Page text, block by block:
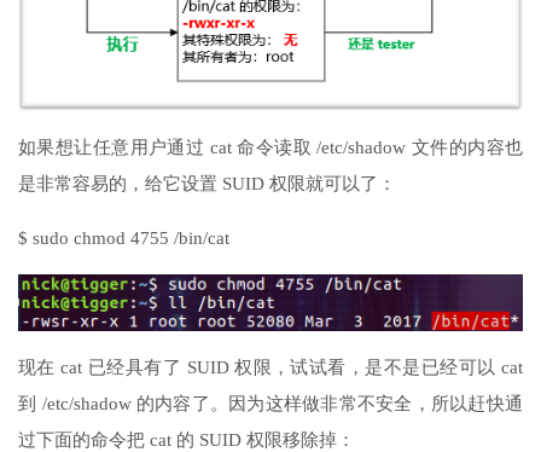
如果想让任意用户通过 cat 命令读取 /etc/shadow 文件的内容也
是非常容易的，给它设置 SUID 权限就可以了：
$ sudo chmod 4755 /bin/cat
现在 cat 已经具有了 SUID 权限，试试看，是不是已经可以 cat
到 /etc/shadow 的内容了。因为这样做非常不安全，所以赶快通
过下面的命令把 cat 的 SUID 权限移除掉：